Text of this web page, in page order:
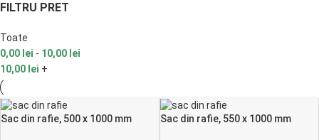
FILTRU PRET
Toate
0,00 lei - 10,00 lei
10,00 lei +
Sac din rafie, 500 x 1000 mm Sac din rafie, 550 x 1000 mm